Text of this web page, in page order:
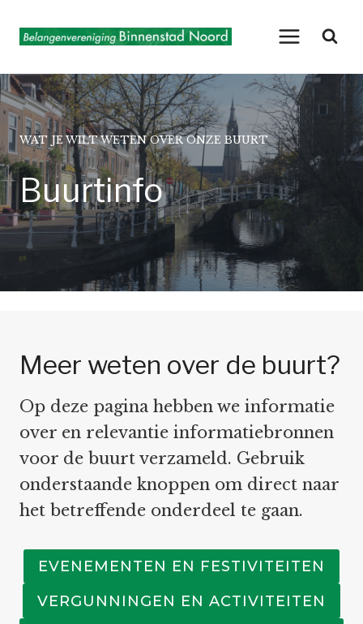
naar
WAT JE WILT WETEN OVER ONZE BUURT
Buurtinfo
Meer weten over de buurt?
Op deze pagina hebben we informatie
over en relevantie informatiebronnen
voor de buurt verzameld. Gebruik
onderstaande knoppen om direct naar
het betreffende onderdeel te gaan.
EVENEMENTEN EN FESTIVITEITEN
VERGUNNINGEN EN ACTIVITEITEN